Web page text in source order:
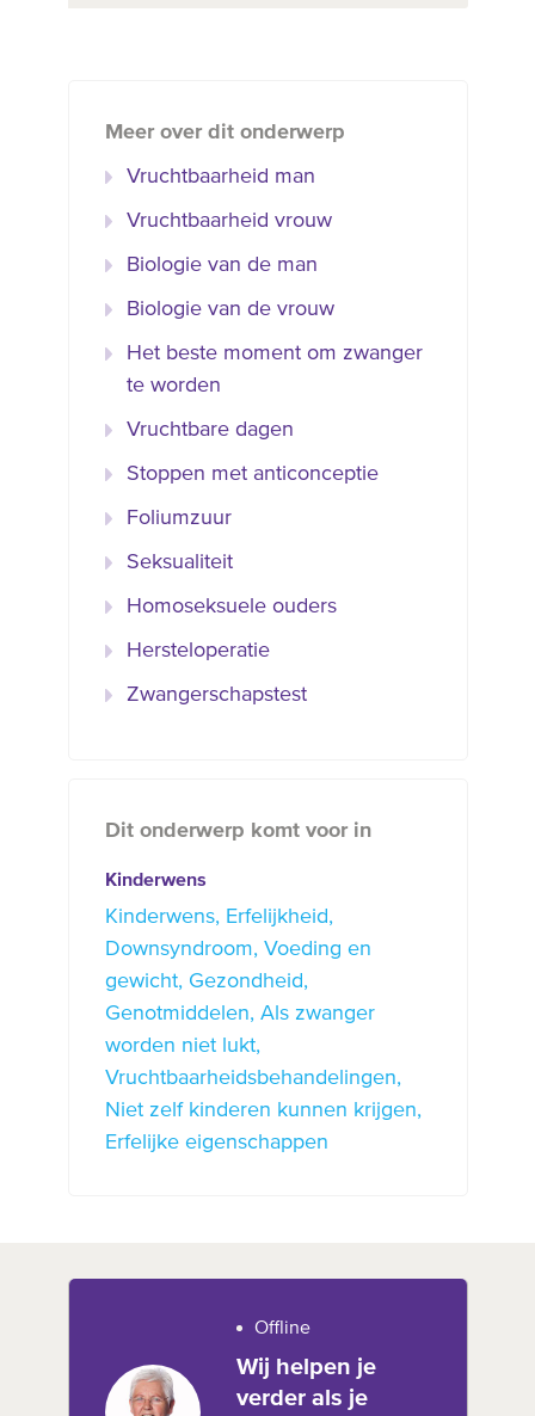
Meer over dit onderwerp
Vruchtbaarheid man
Vruchtbaarheid vrouw
Biologie van de man
Biologie van de vrouw
Het beste moment om zwanger
te worden
Vruchtbare dagen
Stoppen met anticonceptie
Foliumzuur
Seksualiteit
Homoseksuele ouders
Hersteloperatie
Zwangerschapstest
Dit onderwerp komt voor in
Kinderwens
Kinderwens
Erfelijkheid
Downsyndroom Voeding en
gewicht Gezondheid
Genotmiddelen Als zwanger
worden niet lukt
Vruchtbaarheidsbehandelingen
Niet zelf kinderen kunnen krijgen
Erfelijke eigenschappen
Offline
Wij helpen je
verder als je